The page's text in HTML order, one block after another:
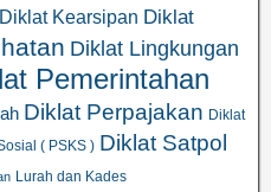
Diklat Kearsipan Diklat
Diklat Lingkungan
Pemerintahan
Diklat Perpajakan Diklat
( PSKS ) Diklat Satpol
Lurah dan Kades